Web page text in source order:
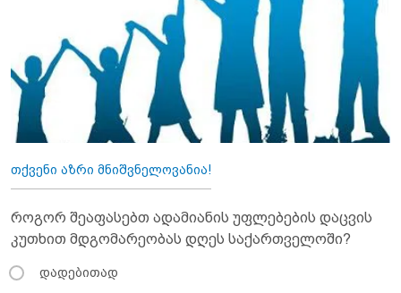
თქვენი აზრი მნიშვნელოვანია!
როგორ შეაფასებთ ადამიანის უფლებების დაცვის
კუთხით მდგომარეობას დღეს საქართველოში?
დადებითად